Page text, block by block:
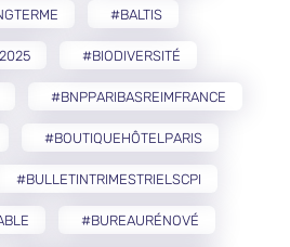
#BALTIS
#BIODIVERSITÉ
#BNPPARIBASREIMFRANCE
#BOUTIQUEHÔTELPARIS
#BULLETINTRIMESTRIELSCPI
#BUREAURÉNOVÉ